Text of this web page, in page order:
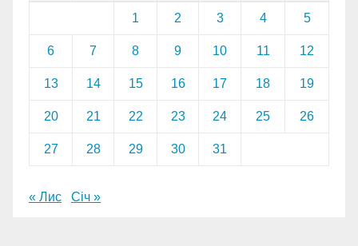
1 2 3 4 5
6 7 8 9 10 11 12
13 14 15 16 17 18 19
20 21 22 23 24 25 26
27 28 29 30 31
« Лис Січ »